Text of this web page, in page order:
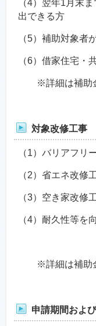
（4）翌年1月末
出できる方
（5）補助対象者
（6）借家住宅・
※詳細は補助金
対象改修工事
（1）バリアフリ
（2）省エネ改修
（3）空き家改修
（4）耐久性等を
※詳細は補助金
申請期間およ